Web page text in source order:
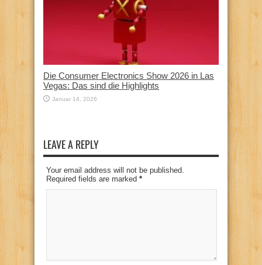
Die Consumer Electronics Show 2026 in Las
Vegas: Das sind die Highlights
Januar 14, 2026
LEAVE A REPLY
Your email address will not be published.
Required fields are marked *